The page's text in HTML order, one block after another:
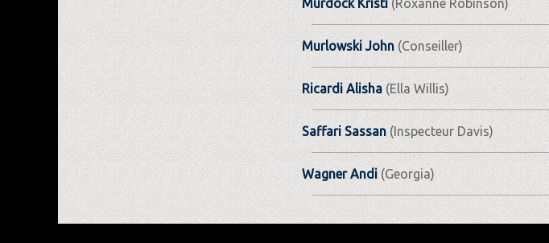
Murlowski John(Conseiller)
Ricardi Alisha(Ella Willis)
Saffari Sassan (Inspecteur Davis)
Wagner Andi (Georgia)